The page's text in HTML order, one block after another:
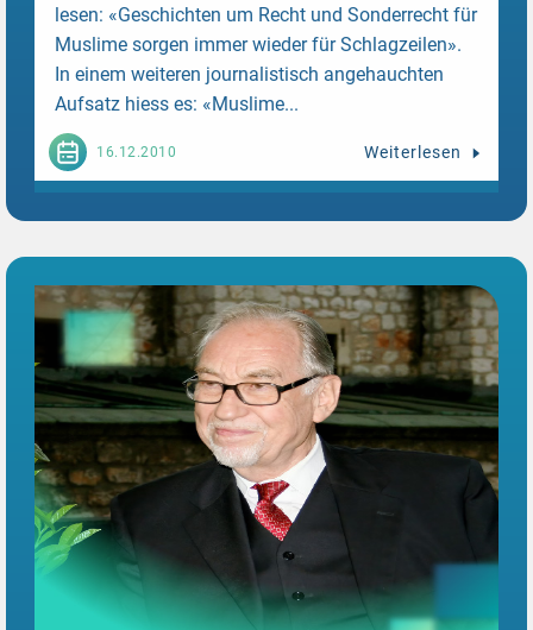
lesen: «Geschichten um Recht und Sonderrecht für
Muslime sorgen immer wieder für Schlagzeilen».
In einem weiteren journalistisch angehauchten
Aufsatz hiess es: «Muslime...
16.12.2010 Weiterlesen